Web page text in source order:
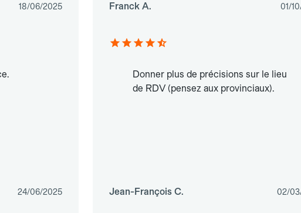
18/06/2025 Franck A. 01/
24/06/2025
Donner plus de précisions sur le lieu
de RDV (pensez aux provinciaux).
Jean-François C. 02/